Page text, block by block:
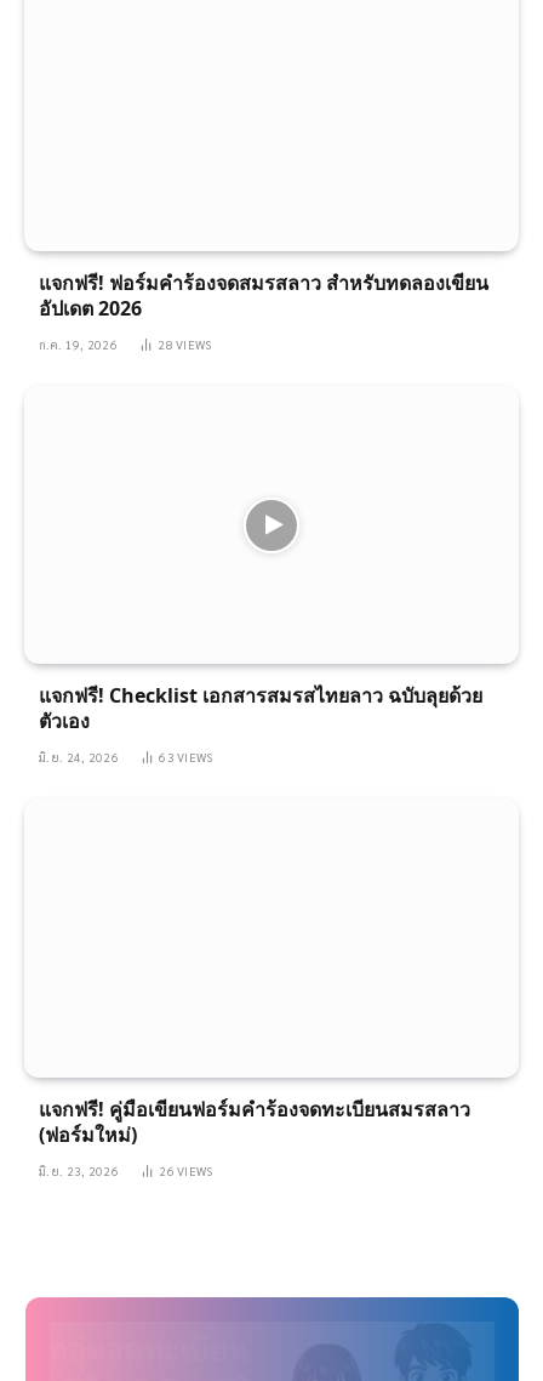
แจกฟรี! ฟอร์มคำร้องจดสมรสลาว สำหรับทดลองเขียน
อัปเดต 2026
ก.ค. 19, 2026 28VIEWS
แจกฟรี! Checklist เอกสารสมรสไทยลาว ฉบับลุยด้วย
ตัวเอง
มิ.ย. 24, 2026 63VIEWS
แจกฟรี! คู่มือเขียนฟอร์มคำร้องจดทะเบียนสมรสลาว
(ฟอร์มใหม่)
มิ.ย. 23, 2026 26VIEWS